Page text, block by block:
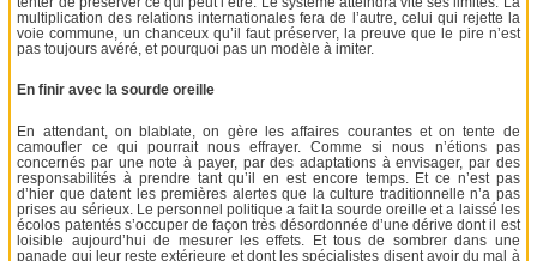
multiplication des relations internationales fera de l’autre, celui qui rejette la
voie commune, un chanceux qu’il faut préserver, la preuve que le pire n’est
pas toujours avéré, et pourquoi pas un modèle à imiter.
En finir avec la sourde oreille
En attendant, on blablate, on gère les affaires courantes et on tente de
camoufler ce qui pourrait nous effrayer. Comme si nous n’étions pas
concernés par une note à payer, par des adaptations à envisager, par des
responsabilités à prendre tant qu’il en est encore temps. Et ce n’est pas
d’hier que datent les premières alertes que la culture traditionnelle n’a pas
prises au sérieux. Le personnel politique a fait la sourde oreille et a laissé les
écolos patentés s’occuper de façon très désordonnée d’une dérive dont il est
loisible aujourd’hui de mesurer les effets. Et tous de sombrer dans une
panade qui leur reste extérieure et dont les spécialistes disent avoir du mal à